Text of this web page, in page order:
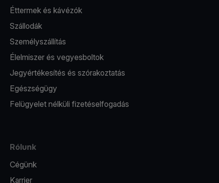
Éttermek és kávézók
Szállodák
Személyszállítás
Élelmiszer és vegyesboltok
Jegyértékesítés és szórakoztatás
Egészségügy
Felügyelet nélküli fizetéselfogadás
Rólunk
Cégünk
Karrier